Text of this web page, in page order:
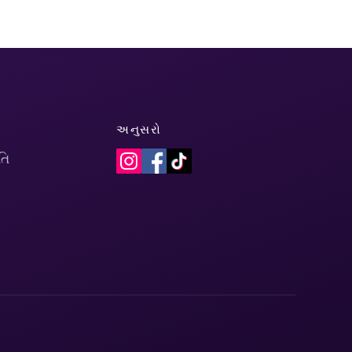
અનુસરો